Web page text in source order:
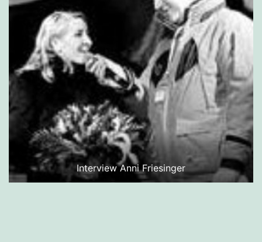
Interview Anni Friesinger